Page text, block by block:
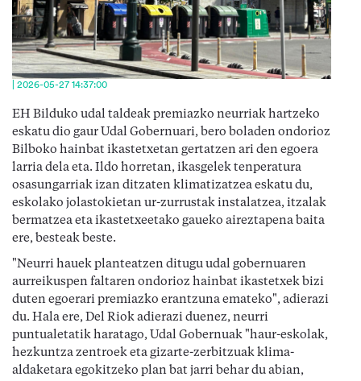
| 2026-05-27 14:37:00
EH Bilduko udal taldeak premiazko neurriak hartzeko
eskatu dio gaur Udal Gobernuari, bero boladen ondorioz
Bilboko hainbat ikastetxetan gertatzen ari den egoera
larria dela eta. Ildo horretan, ikasgelek tenperatura
osasungarriak izan ditzaten klimatizatzea eskatu du,
eskolako jolastokietan ur-zurrustak instalatzea, itzalak
bermatzea eta ikastetxeetako gaueko aireztapena baita
ere, besteak beste.
"Neurri hauek planteatzen ditugu udal gobernuaren
aurreikuspen faltaren ondorioz hainbat ikastetxek bizi
duten egoerari premiazko erantzuna emateko", adierazi
du. Hala ere, Del Riok adierazi duenez, neurri
puntualetatik haratago, Udal Gobernuak "haur-eskolak,
hezkuntza zentroek eta gizarte-zerbitzuak klima-
aldaketara egokitzeko plan bat jarri behar du abian,